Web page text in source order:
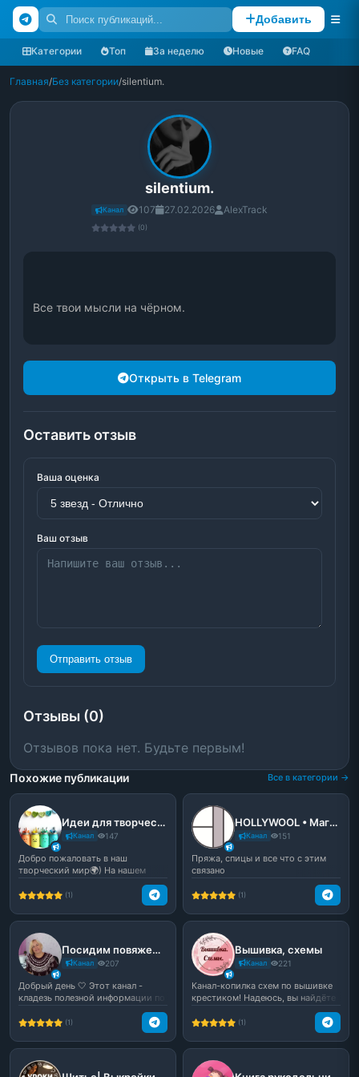
Добавить
Категории Топ За неделю Новые FAQ
Главная/Без категории/silentium.
silentium.
Канал 107 27.02.2026 AlexTrack
(0)
Все твои мысли на чёрном.
Открыть в Telegram
Оставить отзыв
Ваша оценка
Ваш отзыв
Отправить отзыв
Отзывы (0)
Отзывов пока нет. Будьте первым!
Похожие публикации Все в категории →
Идеи для творчества🎐
Канал 147
Добро пожаловать в наш
творческий мир🌍) На нашем
канале вы найдете много инте...
(1)
HOLLYWOOL • Магазин / Мастер-классы по вязанию
Канал 151
Пряжа, спицы и все что с этим
связано
(1)
Посидим повяжем | Канал по вязанию
Канал 207
Добрый день 🤍 Этот канал -
кладезь полезной информации по
(1)
Вышивка, схемы
Канал 221
Канал-копилка схем по вышивке
крестиком! Надеюсь, вы найдёте
(1)